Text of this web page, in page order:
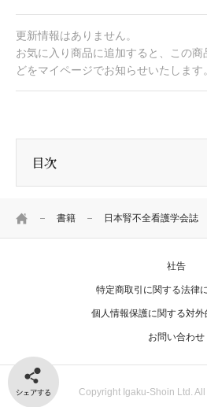
HOME 書籍 日本腎不全看護学会
更新情報はありません。
お気に入り商品に追加すると、この
どをマイページでお知らせいたします。
目次
シェアする
社告
特定商取引に関する法律
個人情報保護に関する対
お問い合わせ
Copyright Igaku-Shoin Ltd. All